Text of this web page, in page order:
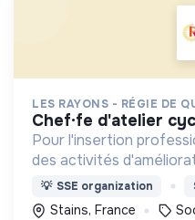
LES RAYONS - RÉGIE DE
chef·fe d'atelier
Pour l'insertion
des activités
projets d'utilité sociale
Stains et Plaine
💡 SSE organization
Stains, France